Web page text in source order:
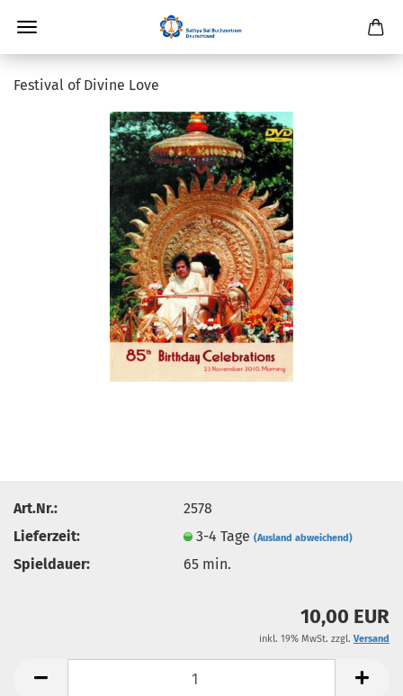
Festival of Divine Love
Art.Nr.:
2578
Lieferzeit:
3-4 Tage(Ausland abweichend)
Spieldauer: 65 min.
10,00 EUR
inkl. 19% MwSt. zzgl. Versand